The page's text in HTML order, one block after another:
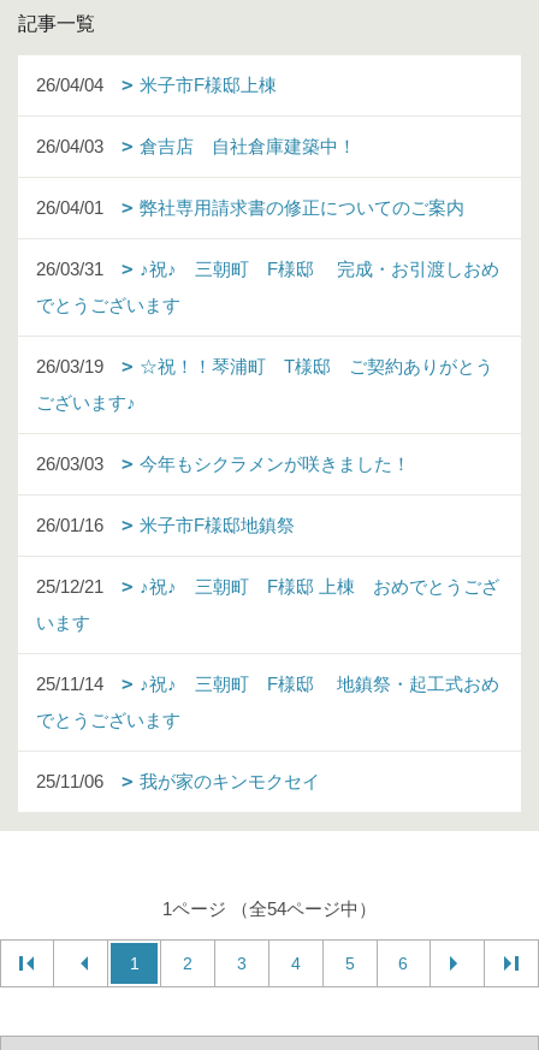
記事一覧
26/04/04 米子市F様邸上棟
26/04/03 倉吉店 自社倉庫建築中！
26/04/01 弊社専用請求書の修正についてのご案内
26/03/31
♪祝♪ 三朝町 F様邸 完成・お引渡しおめ
でとうございます
26/03/19
☆祝！！琴浦町 T様邸 ご契約ありがとう
ございます♪
26/03/03 今年もシクラメンが咲きました！
26/01/16 米子市F様邸地鎮祭
25/12/21
♪祝♪ 三朝町 F様邸 上棟 おめでとうござ
います
25/11/14
♪祝♪ 三朝町 F様邸 地鎮祭・起工式おめ
でとうございます
25/11/06 我が家のキンモクセイ
1ページ （全54ページ中）
1 2 3 4 5 6